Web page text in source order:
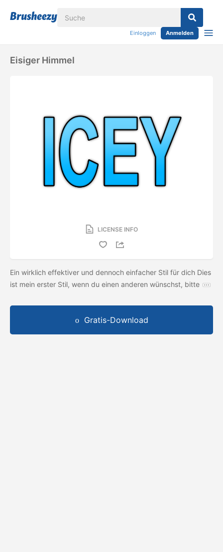
Einloggen Anmelden
Eisiger Himmel
LICENSE INFO
Ein wirklich effektiver und dennoch einfacher Stil für dich Dies
ist mein erster Stil, wenn du einen anderen wünschst, bitte
Gratis-Download